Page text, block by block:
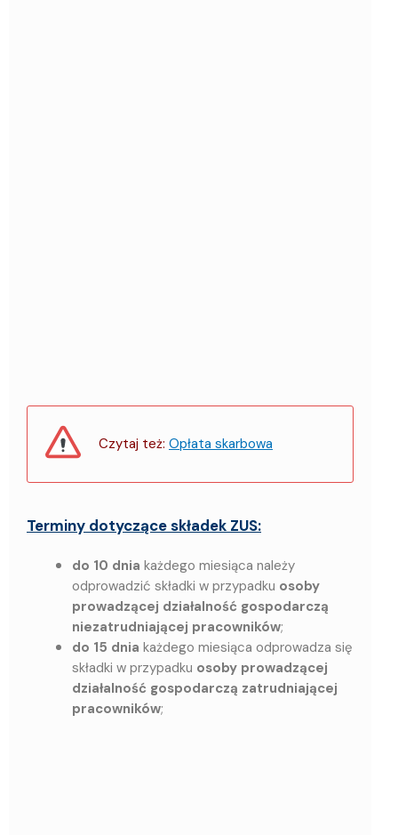
Czytaj też: Opłata skarbowa
Terminy dotyczące składek ZUS:
do 10 dnia każdego miesiąca należy
odprowadzić składki w przypadku osoby
prowadzącej działalność gospodarczą
niezatrudniającej pracowników;
do 15 dnia każdego miesiąca odprowadza się
składki w przypadku osoby prowadzącej
działalność gospodarczą zatrudniającej
pracowników;